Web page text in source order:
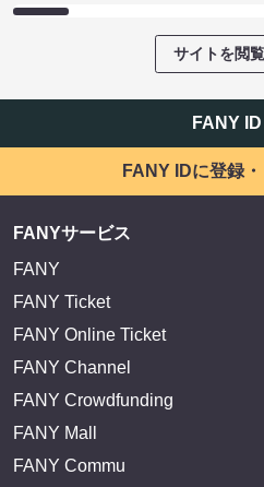
サイトを閲
FANY
FANY IDに登録
FANYサービス
FANY
FANY Ticket
FANY Online Ticket
FANY Channel
FANY Crowdfunding
FANY Mall
FANY Commu